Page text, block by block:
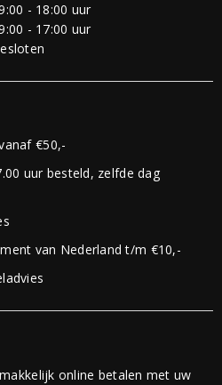
- 18:00 uur
- 17:00 uur
€50,-
uur besteld, zelfde dag
van Nederland t/m €10,-
online betalen met uw